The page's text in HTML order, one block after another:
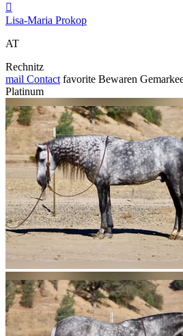

Lisa-Maria Prokop
AT
Rechnitz
mail Contact favorite Bewaren
Platinum